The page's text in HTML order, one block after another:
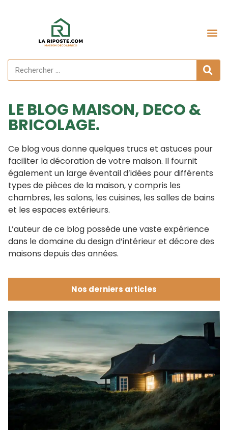
LE BLOG MAISON, DECO &
BRICOLAGE.
Ce blog vous donne quelques trucs et astuces pour
faciliter la décoration de votre maison. Il fournit
également un large éventail d’idées pour différents
types de pièces de la maison, y compris les
chambres, les salons, les cuisines, les salles de bains
et les espaces extérieurs.
L’auteur de ce blog possède une vaste expérience
dans le domaine du design d’intérieur et décore des
maisons depuis des années.
Nos derniers articles